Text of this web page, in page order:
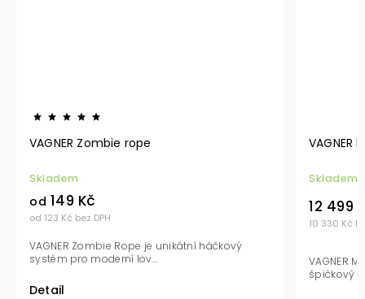
VAGNER Zombie rope
Skladem
od 123 Kč bez DPH
od 149 Kč
Detail
VAGNER Zombie Rope je unikátní háčkový
systém pro moderní lov...
VAGNER
Skladem
10 330 Kč
12 499
VAGNER
špičkový